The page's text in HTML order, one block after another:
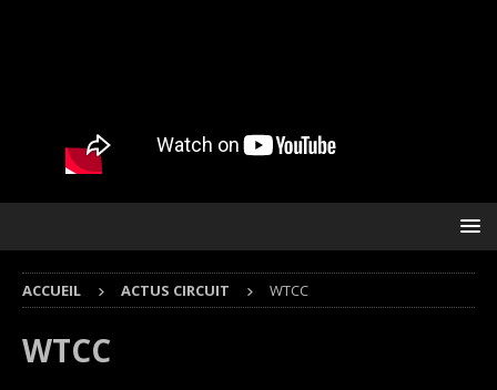
ACCUEIL ACTUS CIRCUIT WTCC
WTCC